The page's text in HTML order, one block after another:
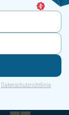
Datenschutzrichtlinie